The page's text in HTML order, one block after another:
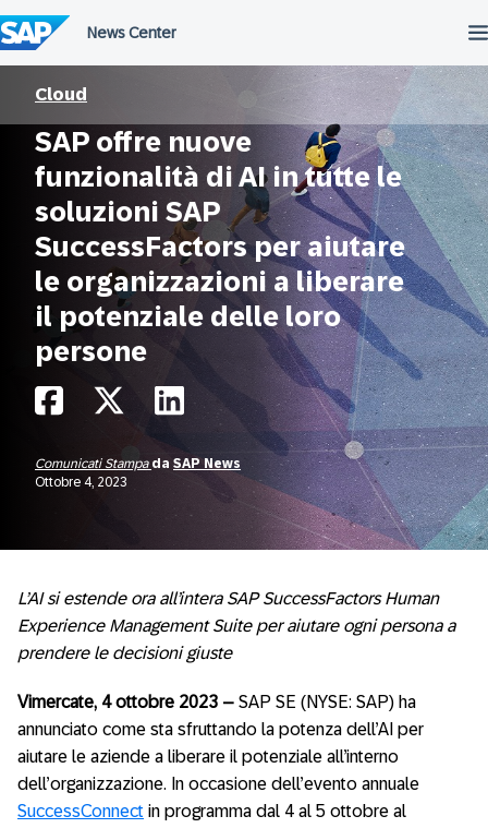
al
contenuto
Cloud
SAP offre nuove
funzionalità di AI in tutte le
soluzioni SAP
SuccessFactors per aiutare
le organizzazioni a liberare
il potenziale delle loro
persone
Comunicati Stampa da SAP News
Ottobre 4, 2023
L’AI si estende ora all’intera SAP SuccessFactors Human
Experience Management Suite per aiutare ogni persona a
prendere le decisioni giuste
Vimercate, 4 ottobre 2023 – SAP SE (NYSE: SAP) ha
annunciato come sta sfruttando la potenza dell’AI per
aiutare le aziende a liberare il potenziale all’interno
dell’organizzazione. In occasione dell’evento annuale
SuccessConnect in programma dal 4 al 5 ottobre al